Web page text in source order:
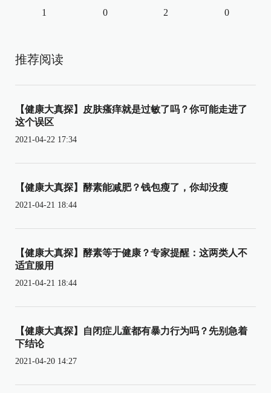
1 0 2 0
推荐阅读
【健康大真探】皮肤瘙痒就是过敏了吗？你可能走进了
这个误区
2021-04-22 17:34
【健康大真探】酵素能减肥？钱包瘦了，你却没瘦
2021-04-21 18:44
【健康大真探】酵素等于健康？专家提醒：这两类人不
适宜服用
2021-04-21 18:44
【健康大真探】自闭症儿童都有暴力行为吗？先别急着
下结论
2021-04-20 14:27